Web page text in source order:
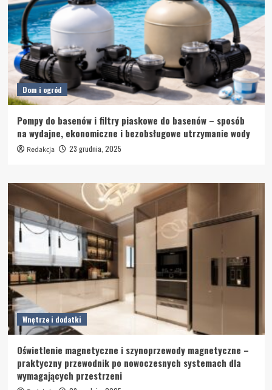
Dom i ogród
Pompy do basenów i filtry piaskowe do basenów – sposób
na wydajne, ekonomiczne i bezobsługowe utrzymanie wody
Redakcja 23 grudnia, 2025
Wnętrze i dodatki
Oświetlenie magnetyczne i szynoprzewody magnetyczne –
praktyczny przewodnik po nowoczesnych systemach dla
wymagających przestrzeni